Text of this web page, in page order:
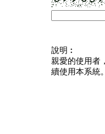
說明︰
親愛的使用者
續使用本系統